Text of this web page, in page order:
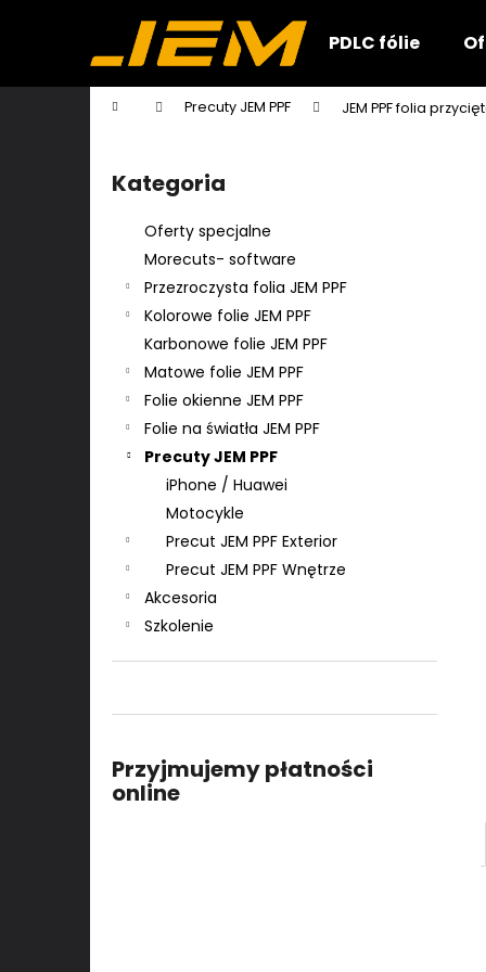
PDLC fólie
Home Precuty JEM PPF JEM PPF folia
Pominąć
kategorie
Kategoria
Oferty specjalne
Morecuts- software
Przezroczysta folia JEM PPF
Kolorowe folie JEM PPF
Karbonowe folie JEM PPF
Matowe folie JEM PPF
Folie okienne JEM PPF
Folie na światła JEM PPF
Precuty JEM PPF
iPhone / Huawei
Motocykle
Precut JEM PPF Exterior
Precut JEM PPF Wnętrze
Akcesoria
Szkolenie
Przyjmujemy płatności
online
z
powrotem
powrotem